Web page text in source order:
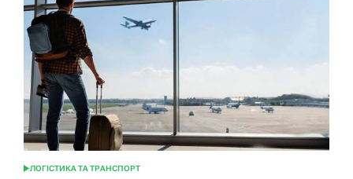
ОПУБЛІКУВАТИ
ЛОГІСТИКА ТА ТРАНСПОРТ